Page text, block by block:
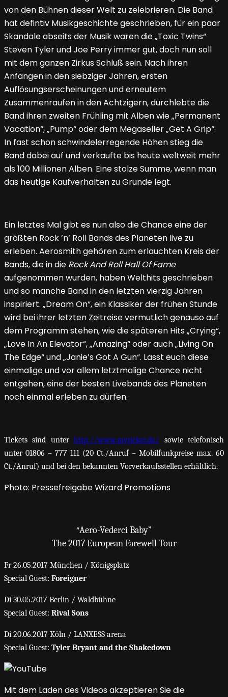
von den Bühnen dieser Welt zu zelebrieren. Die Band
hat defintiv Musikgeschichte geschrieben, für ein paar
Skandale abseits der Musik waren die „Toxic Twins“
Steven Tyler und Joe Perry immer gut, doch nun soll
mit dem ganzen Zirkus Schluß sein. Nach ihren
Anfängen in den siebziger Jahren, ersten
Auflösungserscheinungen und erneutem
Zusammenraufen in den Achtzigern, durchlebte die
Band ihren zweiten Frühling mit Alben wie „Permanent
Vacation“, „Pump“ oder dem Megaseller „Get A Grip“.
In fast schon schwindelerregende Höhen stieg die
Band dabei auf und verkaufte bis heute weltweit mehr
als 100 Millionen Alben. Eine stolze Summe, wenn man
das heutige Kaufverhalten zu Grunde legt.
Ein letztes Mal gibt es nun also die Chance eine der
größten Rock ’n‘ Roll Bands des Planeten live zu
erleben. Aerosmith gehören zum erlauchten Kreis der
Bands, die in die Rock And Roll Hall Of Fame
aufgenommen wurden, haben Welthits geschrieben
und so manche Band in den letzten vierzig Jahren
inspiriert. „Dream On“, ein Klassiker der frühen Stunde
wird bei ihrer letzten Zeitreise vermutlich genauso auf
dem Programm stehen, wie die späteren Hits „Crying“,
„Love In An Elevator“, „Amazing“ oder auch „Living On
The Edge“ und „Janie’s Got A Gun“. Lasst euch diese
einmalige und vor allem letztmalige Chance nicht
entgehen, eine der besten Livebands des Planeten
noch einmal erleben zu dürfen.
Tickets sind unterhttp://www.myticket.de/ sowie telefonisch
unter 01806 – 777 111 (20 Ct./Anruf – Mobilfunkpreise max. 60
Ct./Anruf) und bei den bekannten Vorverkaufsstellen erhältlich.
Photo: Pressefreigabe Wizard Promotions
“Aero-Vederci Baby”
The 2017 European Farewell Tour
Fr 26.05.2017 München / Königsplatz
Special Guest: Foreigner
Di 30.05.2017 Berlin / Waldbühne
Special Guest: Rival Sons
Di 20.06.2017 Köln / LANXESS arena
Special Guest: Tyler Bryant and the Shakedown
Mit dem Laden des Videos akzeptieren Sie die